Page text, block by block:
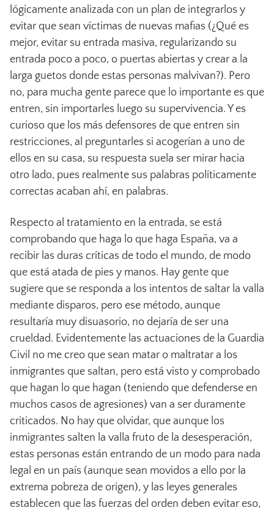
lógicamente analizada con un plan de integrarlos y
evitar que sean víctimas de nuevas mafias (¿Qué es
mejor, evitar su entrada masiva, regularizando su
entrada poco a poco, o puertas abiertas y crear a la
larga guetos donde estas personas malvivan?). Pero
no, para mucha gente parece que lo importante es que
entren, sin importarles luego su supervivencia. Y es
curioso que los más defensores de que entren sin
restricciones, al preguntarles si acogerían a uno de
ellos en su casa, su respuesta suela ser mirar hacia
otro lado, pues realmente sus palabras políticamente
correctas acaban ahí, en palabras.
Respecto al tratamiento en la entrada, se está
comprobando que haga lo que haga España, va a
recibir las duras críticas de todo el mundo, de modo
que está atada de pies y manos. Hay gente que
sugiere que se responda a los intentos de saltar la valla
mediante disparos, pero ese método, aunque
resultaría muy disuasorio, no dejaría de ser una
crueldad. Evidentemente las actuaciones de la Guardia
Civil no me creo que sean matar o maltratar a los
inmigrantes que saltan, pero está visto y comprobado
que hagan lo que hagan (teniendo que defenderse en
muchos casos de agresiones) van a ser duramente
criticados. No hay que olvidar, que aunque los
inmigrantes salten la valla fruto de la desesperación,
estas personas están entrando de un modo para nada
legal en un país (aunque sean movidos a ello por la
extrema pobreza de origen), y las leyes generales
establecen que las fuerzas del orden deben evitar eso,